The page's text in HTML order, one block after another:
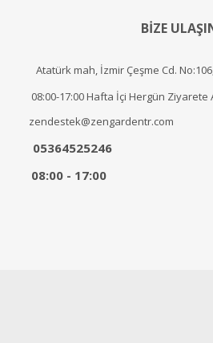
BİZE
Atatürk mah, İzmir Çeşme Cd.
08:00-17:00 Hafta İçi Hergün Ziyarete
zendestek@zengardentr.com
05364525246
08:00 - 17:00